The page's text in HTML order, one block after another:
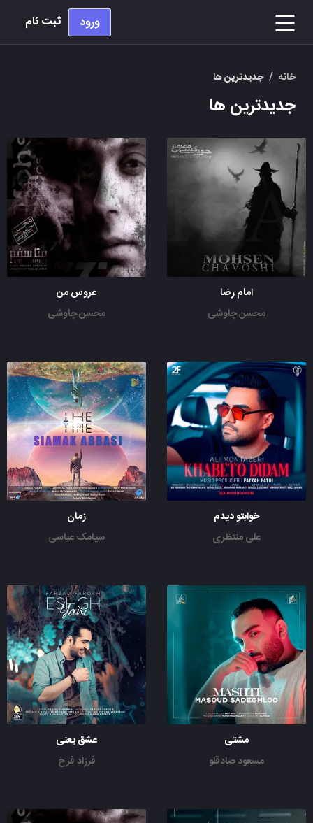
ورود ثبت نام
خانه / جدیدترین ها
جدیدترین ها
امام رضا
محسن چاوشی
عروس من
محسن چاوشی
خوابتو دیدم
علی منتظری
زمان
سیامک عباسی
مشتی
مسعود صادقلو
عشق یعنی
فرزاد فرخ